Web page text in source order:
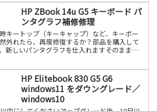
は違います。やっぱり、丈夫さとバッテ
続きを読む
HP ZBook 14u G5 キーボード パ
ンタグラフ補修修理
キートップ（キーキャップ）など、キーボー
外れたら、再度修復するか？部品を購入して
新しいパンタグラフを仕入れますそのまま上
HP Elitebook 830 G5 G6
windows11 をダウングレード／
windows10